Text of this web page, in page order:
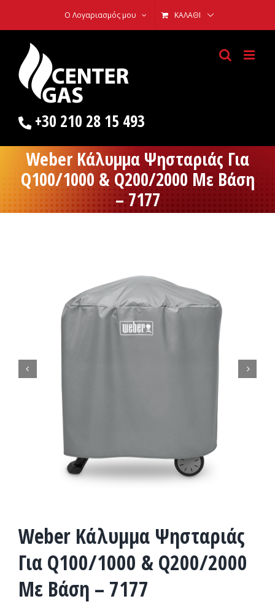
content
Ο Λογαριασμός μου ΚΑΛΆΘΙ
+30 210 28 15 493
Weber Κάλυμμα Ψησταριάς Για
Q100/1000 & Q200/2000 Με Βάση
– 7177
 
Weber Κάλυμμα Ψησταριάς
Για Q100/1000 & Q200/2000
Με Βάση – 7177